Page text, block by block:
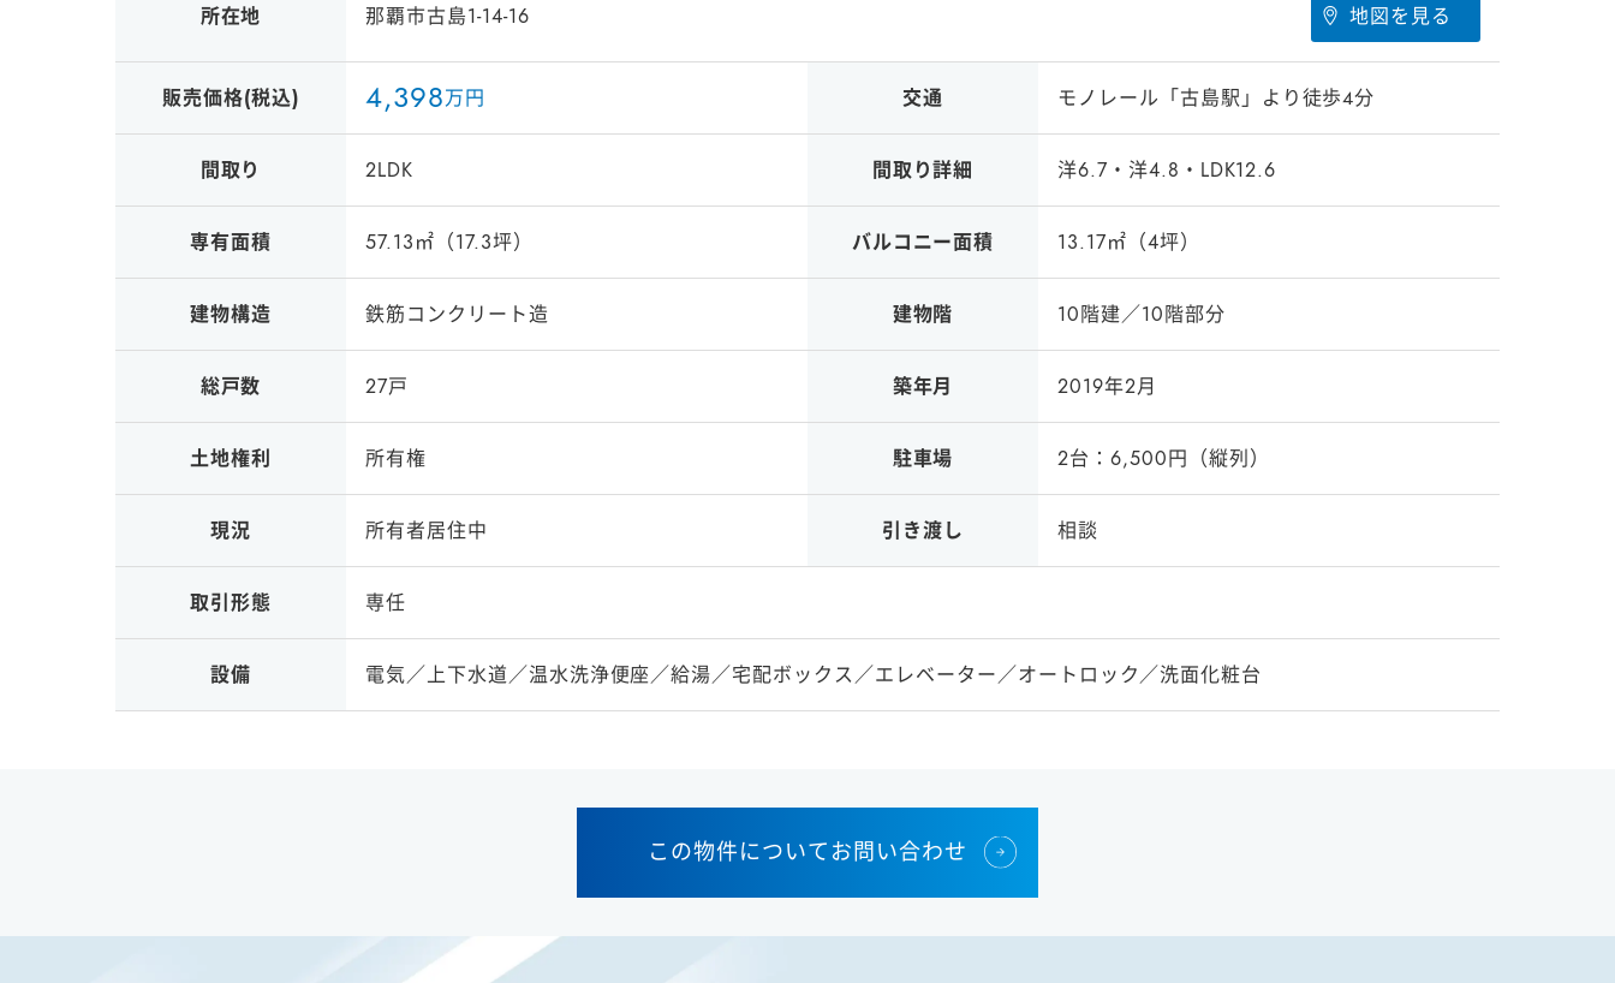
所在地 那覇市古島1-14-16 地図を見る
販売価格(税込) 4,398万円 交通 モノレール「古島駅」より徒歩４分
間取り 2LDK 間取り詳細 洋6.7・洋4.8・LDK12.6
専有面積 57.13㎡（17.3坪） バルコニー面積 13.17㎡（4坪）
建物構造 鉄筋コンクリート造 建物階 10階建／10階部分
総戸数 27戸 築年月 2019年2月
土地権利 所有権 駐車場 2台：6,500円（縦列）
現況 所有者居住中 引き渡し 相談
取引形態 専任
設備 電気／上下水道／温水洗浄便座／給湯／宅配ボックス／エレベーター／オートロック／洗面化粧台
この物件についてお問い合わせ